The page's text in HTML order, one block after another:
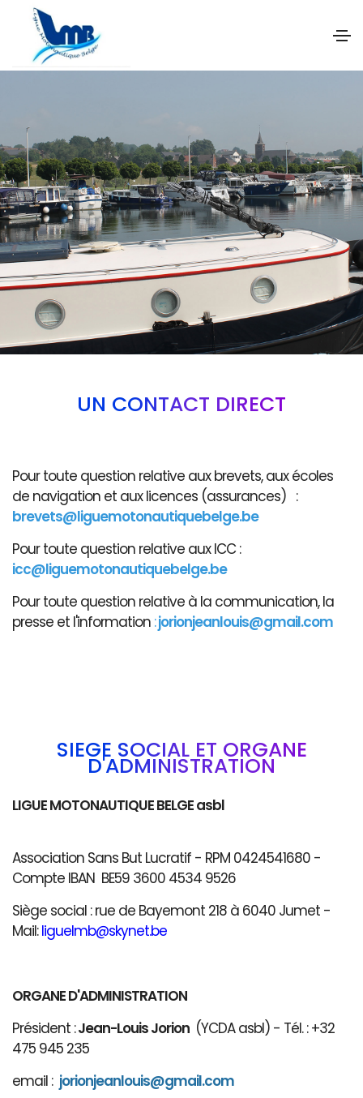
UN CONTACT DIRECT
Pour toute question relative aux brevets, aux écoles
de navigation et aux licences (assurances) :
brevets@liguemotonautiquebelge.be
Pour toute question relative aux ICC :
icc@liguemotonautiquebelge.be
Pour toute question relative à la communication, la
presse et l'information :jorionjeanlouis@gmail.com
SIÈGE SOCIAL ET ORGANE
D'ADMINISTRATION
LIGUE MOTONAUTIQUE BELGE asbl
Association Sans But Lucratif - RPM 0424541680 -
Compte IBAN BE59 3600 4534 9526
Siège social : rue de Bayemont 218 à 6040 Jumet -
Mail:liguelmb@skynet.be
ORGANE D'ADMINISTRATION
Président :Jean-Louis Jorion (YCDA asbl) - Tél. : +32
475 945 235
email : jorionjeanlouis@gmail.com